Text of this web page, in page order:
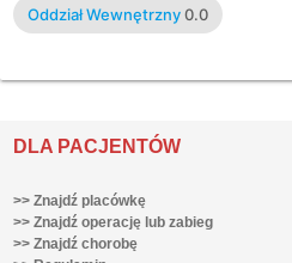
Oddział Wewnętrzny 0.0
DLA PACJENTÓW
>> Znajdź placówkę
>> Znajdź operację lub zabieg
>> Znajdź chorobę